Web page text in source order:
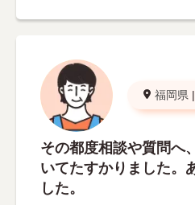
福岡県 |
その都度相談や質問へ
いてたすかりました。
した。